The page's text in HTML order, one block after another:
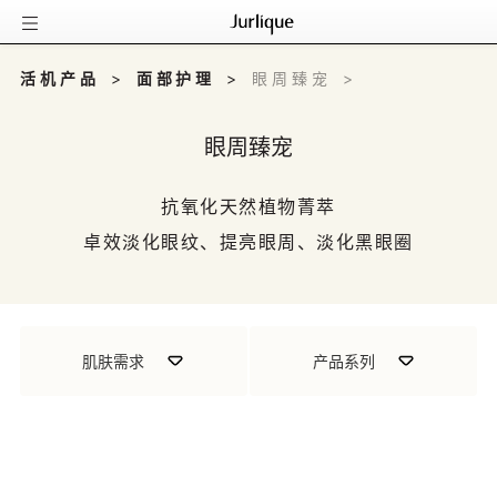
活机产品 > 面部护理 > 眼周臻宠 >
眼周臻宠
抗氧化天然植物菁萃
肌肤需求 产品系列